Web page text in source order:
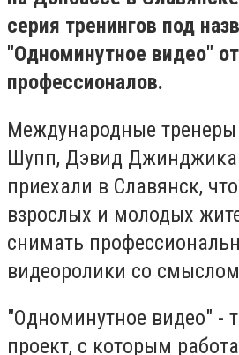
серия тренингов под
"Одноминутное видео" от
профессионалов.
Международные
Шупп, Дэвид
приехали в Славянск,
взрослых и молодых
снимать
видеоролики со
"Одноминутное видео" -
проект, с которым